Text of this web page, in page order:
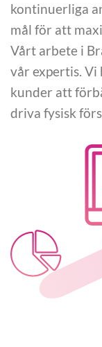
kontinuerliga
mål för att
Vårt arbete i
vår expertis. Vi
kunder att
driva fysisk